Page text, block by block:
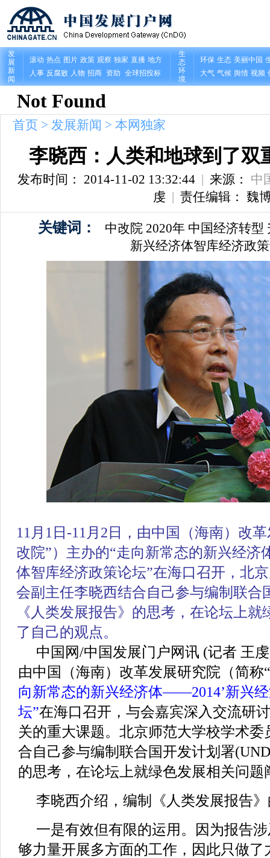
首页 > 发展新闻 > 本网独家
李晓西：人类和地球到了双
发布时间： 2014-11-02 13:32:44| 来源： 中
虔 | 责任编辑： 魏
关键词： 中改院 2020年 中国经济转型
新兴经济体智库经济政
11月1日-11月2日，由中国（海南）改
改院”）主办的“走向新常态的新兴经
体智库经济政策论坛”在海口召开，北
会副主任李晓西结合自己参与编制联合
《 人类发展报告》的思考，在论坛上就
了自己的观点。
中国网/中国发展门户网讯 (记者 王
由中国（海南）改革发展研究院（简称
向新常态的新兴经济体——2014’新兴
坛”在海口召开，与会嘉宾深入交流研
关的重大课题。北京师范大学校学术
合自己参与编制联合国开发计划署
的思考，在论坛上就绿色发展相关问
李晓西介绍，编制《人类发展报告
一是有效但有限的运用。因为报告
够力量开展多方面的工作，因此只做了